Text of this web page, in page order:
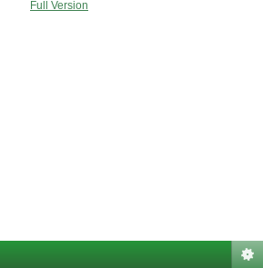
Full Version